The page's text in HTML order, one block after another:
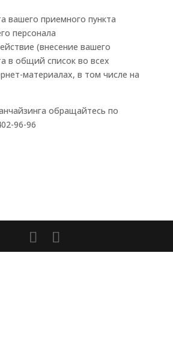
вашего приемного пункта
персонала
(внесение вашего
в общий список во всех
материалах, в том числе на
обращайтесь по
96-96